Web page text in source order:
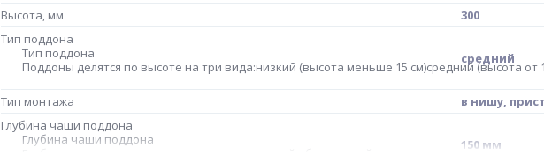
Высота, мм
300
Тип поддона
Тип поддона
Поддоны делятся по высоте на три вида:низкий (высота меньше 15 см)средний (высота от
средний
Тип монтажа
в нишу,
Глубина чаши поддона
Глубина чаши поддона
Глубина чаши поддона - расстояние от верхней образующей поддона до дна чаши.
150 мм